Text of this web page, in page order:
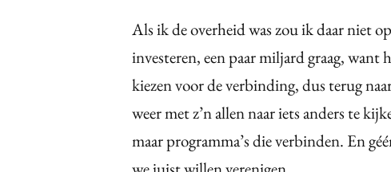
Als ik de overheid was zou ik daar niet
investeren, een paar miljard graag, want
kiezen voor de verbinding, dus terug
weer met z’n allen naar iets anders te
maar programma’s die verbinden. En